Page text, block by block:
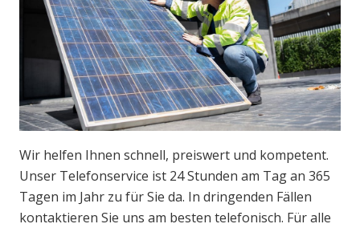
Wir helfen Ihnen schnell, preiswert und kompetent.
Unser Telefonservice ist 24 Stunden am Tag an 365
Tagen im Jahr zu für Sie da. In dringenden Fällen
kontaktieren Sie uns am besten telefonisch. Für alle